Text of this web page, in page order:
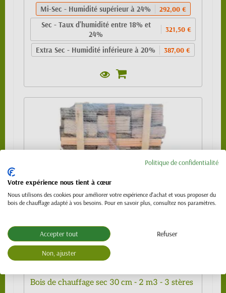
Mi-Sec - Humidité supérieur à 24% 292,00 €
Sec - Taux d'humidité entre 18% et
24%
321,50 €
Extra Sec - Humidité inférieure à 20% 387,00 €
Bois de chauffage sec 30 cm - 2 m3 - 3 stères
Politique de confidentialité
Votre expérience nous tient à cœur
Nous utilisons des cookies pour améliorer votre expérience d'achat et vous proposer du
bois de chauffage adapté à vos besoins. Pour en savoir plus, consultez nos paramètres.
Accepter tout Refuser
Non, ajuster